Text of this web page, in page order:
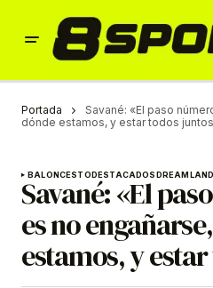
Portada
Savané: «El paso
dónde estamos, y estar todos
BALONCESTODESTACADOS
Savané: «El
es no
estamos, y